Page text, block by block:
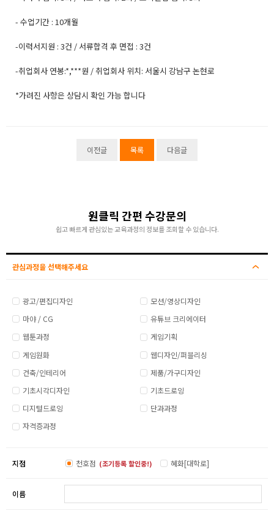
- 수업기간 : 10개월
-이력서지원 : 3건 / 서류합격 후 면접 : 3건
-취업회사 연봉:*,***원 / 취업회사 위치: 서울시 강남구 논현로
*가려진 사항은 상담시 확인 가능 합니다
이전글 목록 다음글
원클릭 간편 수강문의
쉽고 빠르게 관심있는 교육과정의 정보를 조회할 수 있습니다.
관심과정을 선택해주세요
광고/편집디자인
모션/영상디자인
마야 / CG
유튜브 크리에이터
웹툰과정
게임기획
게임원화
웹디자인/퍼블리싱
건축/인테리어
제품/가구디자인
기초시각디자인
기초드로잉
디지털드로잉
단과과정
자격증과정
지점 천호점 (조기등록 할인중!) 혜화[대학로]
이름